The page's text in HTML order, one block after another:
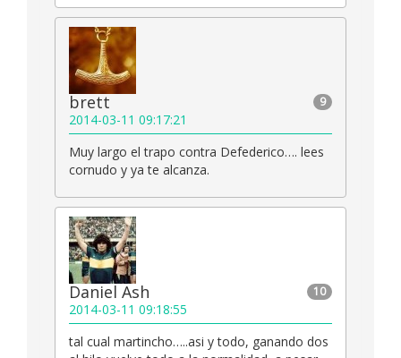
9
brett
2014-03-11 09:17:21
Muy largo el trapo contra Defederico…. lees
cornudo y ya te alcanza.
10
Daniel Ash
2014-03-11 09:18:55
tal cual martincho…..asi y todo, ganando dos